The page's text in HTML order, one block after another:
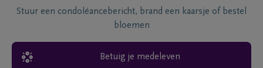
Stuur een condoléancebericht, brand een kaarsje of bestel
bloemen
Betuig je medeleven